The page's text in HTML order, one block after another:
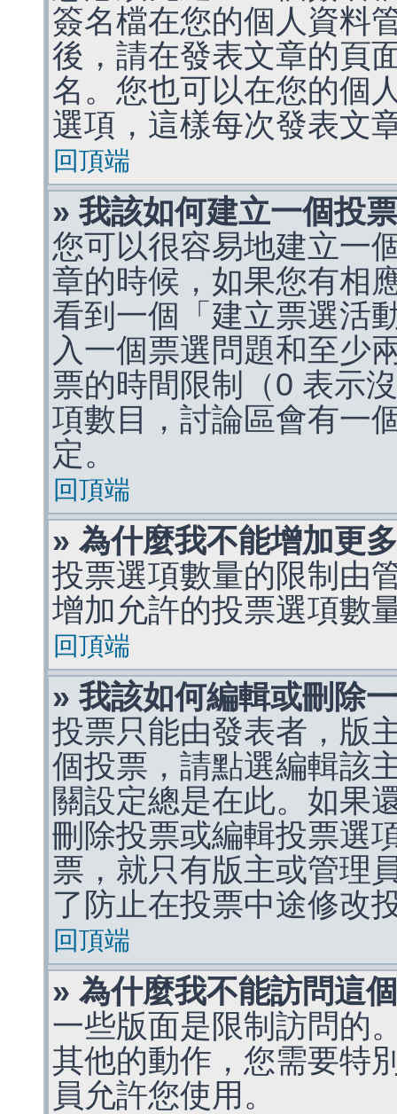
簽名檔在您的個人資料
後，請在發表文章的頁
名。您也可以在您的個
選項，這樣每次發表文
回頂端
» 我該如何建立一個投
您可以很容易地建立一
章的時候，如果您有相
看到一個「建立票選活
入一個票選問題和至少
票的時間限制（0 表示
項數目，討論區會有一
定。
回頂端
» 為什麼我不能增加更
投票選項數量的限制由
增加允許的投票選項數
回頂端
» 我該如何編輯或刪除
投票只能由發表者，版
個投票，請點選編輯該
關設定總是在此。如果
刪除投票或編輯投票選
票，就只有版主或管理
了防止在投票中途修改
回頂端
» 為什麼我不能訪問這
一些版面是限制訪問的
其他的動作，您需要特
員允許您使用。